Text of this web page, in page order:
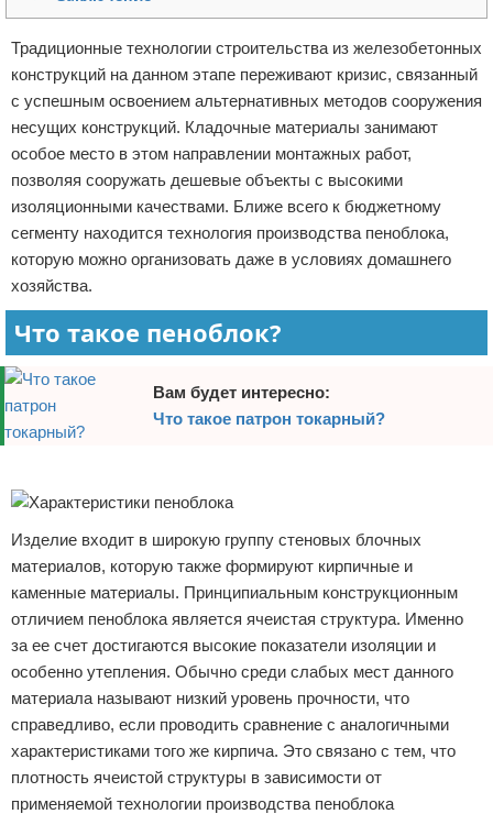
Обзоры услуг
Самосовершенствование
Деловое общение
Менеджмент
Традиционные технологии строительства из железобетонных
конструкций на данном этапе переживают кризис, связанный
с успешным освоением альтернативных методов сооружения
несущих конструкций. Кладочные материалы занимают
особое место в этом направлении монтажных работ,
позволяя сооружать дешевые объекты с высокими
изоляционными качествами. Ближе всего к бюджетному
сегменту находится технология производства пеноблока,
которую можно организовать даже в условиях домашнего
хозяйства.
Что такое пеноблок?
Вам будет интересно:
Что такое патрон токарный?
Изделие входит в широкую группу стеновых блочных
материалов, которую также формируют кирпичные и
каменные материалы. Принципиальным конструкционным
отличием пеноблока является ячеистая структура. Именно
за ее счет достигаются высокие показатели изоляции и
особенно утепления. Обычно среди слабых мест данного
материала называют низкий уровень прочности, что
справедливо, если проводить сравнение с аналогичными
характеристиками того же кирпича. Это связано с тем, что
плотность ячеистой структуры в зависимости от
применяемой технологии производства пеноблока